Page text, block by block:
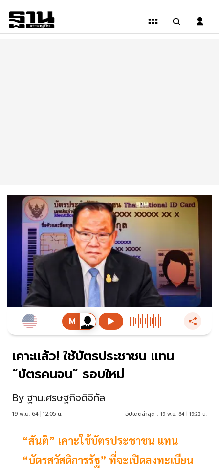
เคาะแล้ว! ใช้บัตรประชาชน แทน
“บัตรคนจน” รอบใหม่
By ฐานเศรษฐกิจดิจิทัล
19 พ.ย. 64 | 12:05 น. อัปเดตล่าสุด : 19 พ.ย. 64 | 19:23 น.
“สันติ” เคาะใช้บัตรประชาชน แทน
“บัตรสวัสดิการรัฐ” ที่จะเปิดลงทะเบียน